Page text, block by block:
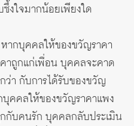
งใจมากน้อยเพียงใด
หากบุคคลให้ของขวัญราคา
าถูกแก่เพื่อน บุคคลจะคาด
ว่า กับการได้รับของขวัญ
คคลให้ของขวัญราคาแพง
กับคนรัก บุคคลกลับประเมิน